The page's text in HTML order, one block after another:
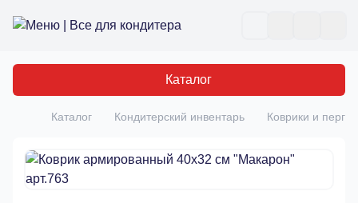
Все для кондитера
Каталог
Главная
Каталог Кондитерский инвентарь Коврики и